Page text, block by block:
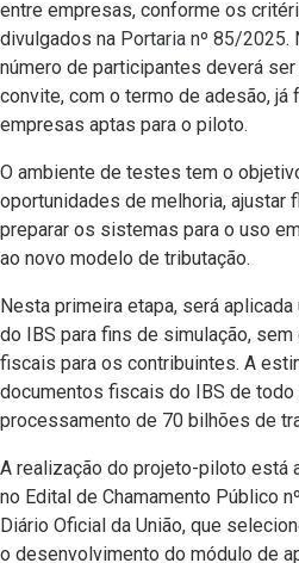
entre empresas, conforme os
divulgados na Portaria nº 85/2025.
número de participantes deverá
convite, com o termo de adesão, já
empresas aptas para o piloto.
O ambiente de testes tem o
oportunidades de melhoria, ajustar
preparar os sistemas para o uso
ao novo modelo de tributação.
Nesta primeira etapa, será
do IBS para fins de simulação,
fiscais para os contribuintes. A
documentos fiscais do IBS de todo
processamento de 70 bilhões de
A realização do projeto-piloto está
no Edital de Chamamento Público
Diário Oficial da União, que
o desenvolvimento do módulo de